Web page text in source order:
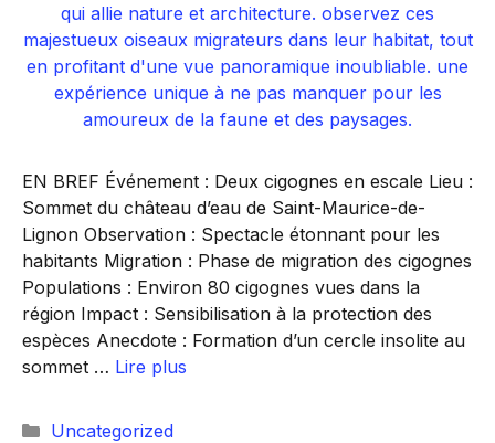
EN BREF Événement : Deux cigognes en escale Lieu :
Sommet du château d’eau de Saint-Maurice-de-
Lignon Observation : Spectacle étonnant pour les
habitants Migration : Phase de migration des cigognes
Populations : Environ 80 cigognes vues dans la
région Impact : Sensibilisation à la protection des
espèces Anecdote : Formation d’un cercle insolite au
sommet … Lire plus
Catégories
Uncategorized